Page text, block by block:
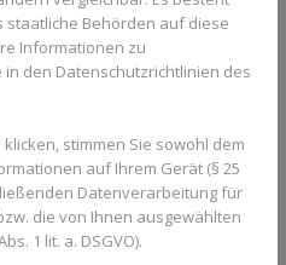
arbeitet mit Brackets und
befestigt werden. Dadurch
bewegt werden. Vor allem
bietet die feste Zahnspange
dass die Behandlung
nicht selbst daran denken,
zu tragen. Gerade bei
ein wichtiger Faktor sein.
staatliche Behörden auf diese
Informationen zu
den Datenschutzrichtlinien des
klicken, stimmen Sie sowohl dem
auf Ihrem Gerät (§ 25
Datenverarbeitung für
die von Ihnen ausgewählten
1 lit. a. DSGVO).